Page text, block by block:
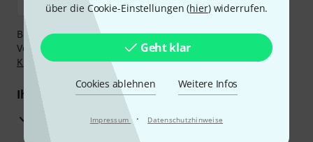
über die Cookie-Einstellungen (hier) widerrufen.
Geht klar
Cookies ablehnen Weitere Infos
Impressum · Datenschutzhinweise
Bezahlen Sie vertraulich und sicher per Nachnahme,
Vorkasse, PayPal, Amazon Pay,Klarna Sofort bezahlen
,
Klarna Ratenzahlungoder Kreditkarte.
Ihre Vorteile
3 Jahre Thomann Garantie